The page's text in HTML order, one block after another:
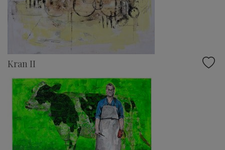
Kran II